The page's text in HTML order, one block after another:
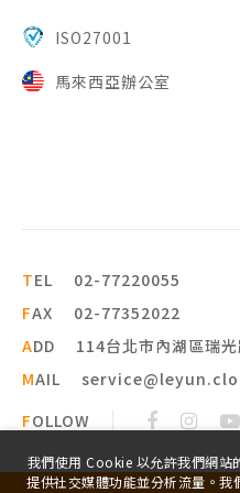
ISO27001
馬來西亞辦公室
TEL
02-77220055
FAX
02-77352022
ADD
114台北市內湖區瑞
MAIL
FOLLOW
我們使用 Cookie 以允許我們網站
提供社交媒體功能並分析流量。